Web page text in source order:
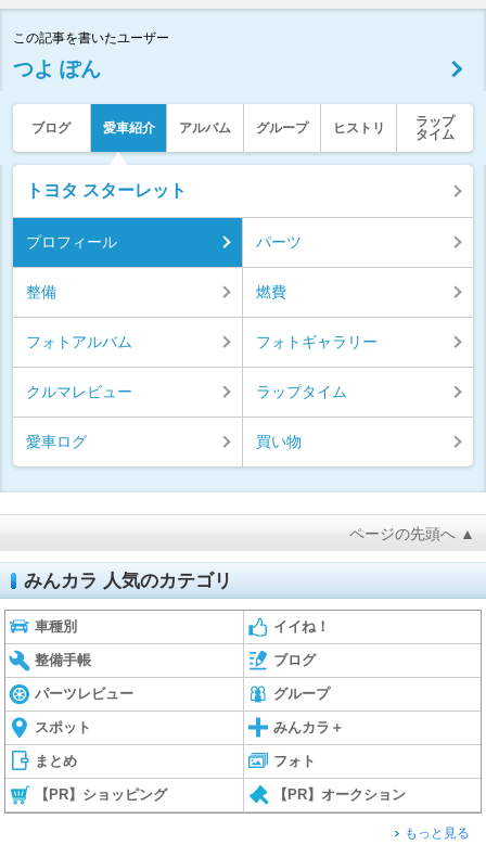
この記事を書いたユーザー
つよ ぽん
ブログ 愛車紹介 アルバム グループ ヒストリ
ラップ
タイム
トヨタ スターレット
プロフィール パーツ
整備 燃費
フォトアルバム フォトギャラリー
クルマレビュー ラップタイム
愛車ログ 買い物
ページの先頭へ ▲
みんカラ 人気のカテゴリ
車種別 イイね！
整備手帳 ブログ
パーツレビュー グループ
スポット みんカラ＋
まとめ フォト
【PR】ショッピング 【PR】オークション
もっと見る